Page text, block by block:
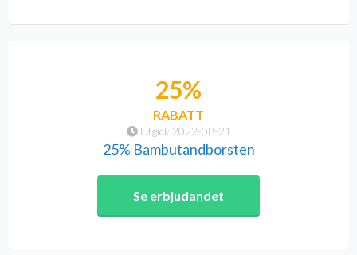
Utgick 2022-08-21
25%
RABATT
25% Bambutandborsten
Se erbjudandet